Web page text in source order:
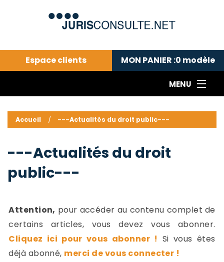
Espace clients MON PANIER :0 modèle
MENU
---Actualités du droit public---
Droit pénal---
Droit privé ---
Abonnement aux actualités
Accueil ---Actualités du droit public---
---Actualités du droit
public---
Attention, pour accéder au contenu complet de
certains articles, vous devez vous abonner.
Cliquez ici pour vous abonner ! Si vous êtes
déjà abonné, merci de vous connecter !